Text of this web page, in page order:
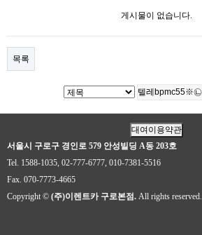
게시물이 없습니다.
목록
대여이용약관
서울시 구로구 경인로 579 안성빌딩 A동 203호
Tel. 1588-1035, 02-777-6777, 010-7381-5516
Fax. 070-7773-4665
Copyright © (주)이렌트카 구로본점. All rights reserved.